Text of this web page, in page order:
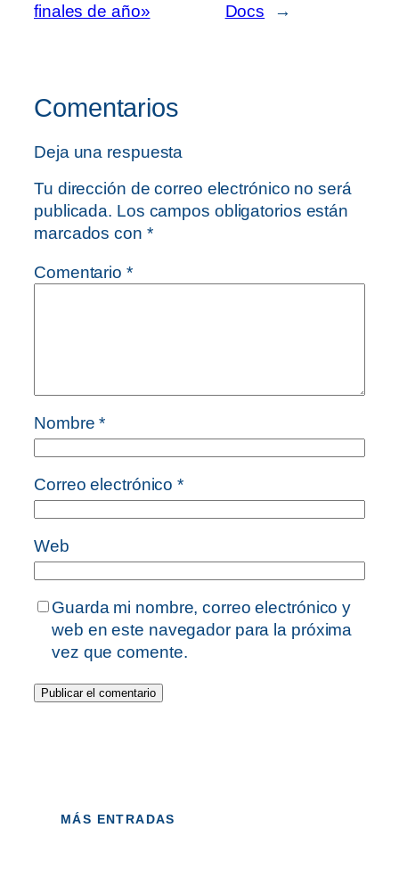
finales de año»
Docs
→
Comentarios
Deja una respuesta
Tu dirección de correo electrónico no será
publicada. Los campos obligatorios están
marcados con *
Comentario *
Nombre*
Correo electrónico*
Web
Guarda mi nombre, correo electrónico y
web en este navegador para la próxima
vez que comente.
MÁS ENTRADAS